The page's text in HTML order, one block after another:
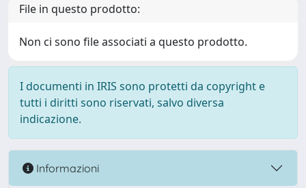
File in questo prodotto:
Non ci sono file associati a questo prodotto.
I documenti in IRIS sono protetti da copyright e
tutti i diritti sono riservati, salvo diversa
indicazione.
Informazioni